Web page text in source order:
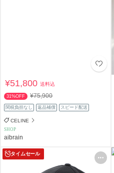
¥51,800送料込
31%OFF ¥75,900
関税負担なし 返品補償 スピード配送
CELINE
SHOP
aibrain
タイムセール